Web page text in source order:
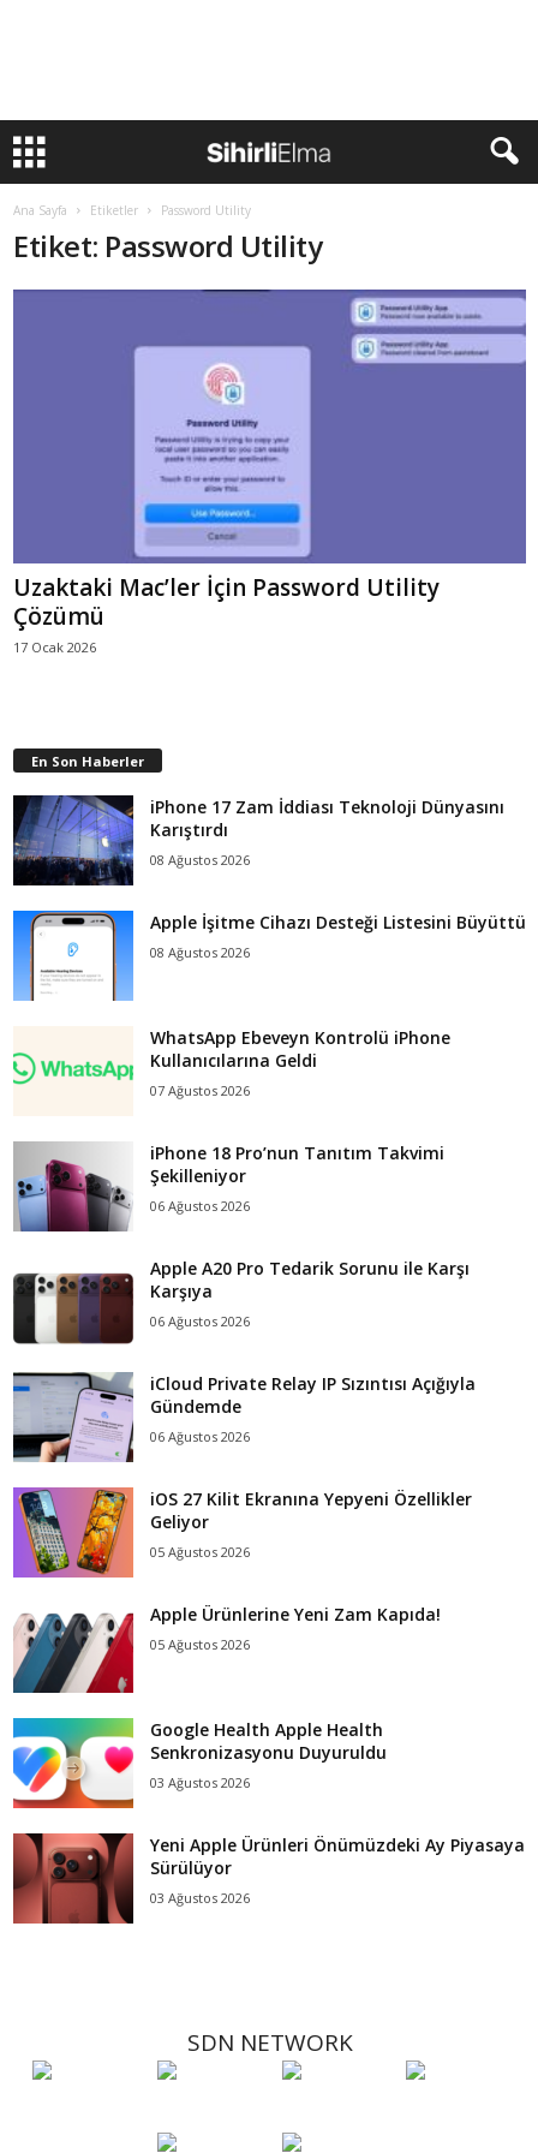
Ana Sayfa Etiketler Password Utility
Etiket: Password Utility
Uzaktaki Mac’ler İçin Password Utility
Çözümü
17 Ocak 2026
En Son Haberler
iPhone 17 Zam İddiası Teknoloji Dünyasını
Karıştırdı
08 Ağustos 2026
Apple İşitme Cihazı Desteği Listesini Büyüttü
08 Ağustos 2026
WhatsApp Ebeveyn Kontrolü iPhone
Kullanıcılarına Geldi
07 Ağustos 2026
iPhone 18 Pro’nun Tanıtım Takvimi
Şekilleniyor
06 Ağustos 2026
Apple A20 Pro Tedarik Sorunu ile Karşı
Karşıya
06 Ağustos 2026
iCloud Private Relay IP Sızıntısı Açığıyla
Gündemde
06 Ağustos 2026
iOS 27 Kilit Ekranına Yepyeni Özellikler
Geliyor
05 Ağustos 2026
Apple Ürünlerine Yeni Zam Kapıda!
05 Ağustos 2026
Google Health Apple Health
Senkronizasyonu Duyuruldu
03 Ağustos 2026
Yeni Apple Ürünleri Önümüzdeki Ay Piyasaya
Sürülüyor
03 Ağustos 2026
SDN NETWORK